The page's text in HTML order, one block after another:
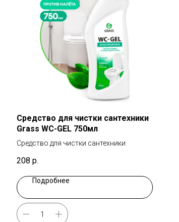
Средство для чистки сантехники
Grass WC-GEL 750мл
Средство для чистки сантехники
208 р.
Подробнее